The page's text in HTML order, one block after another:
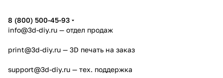
8 (800) 500-45-93
info@3d-diy.ru — отдел продаж
print@3d-diy.ru — 3D печать на заказ
support@3d-diy.ru — тех. поддержка